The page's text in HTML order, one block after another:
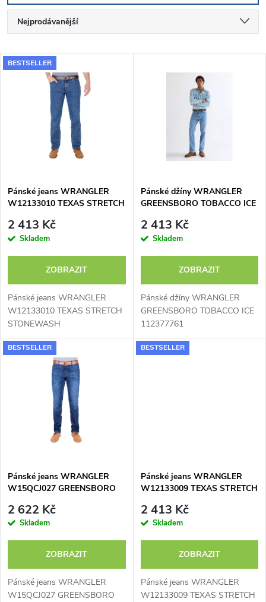
Ř
a
p
r
o
d
u
k
Nejprodávanější
Nejdražší
V
s
p
r
d
u
k
BESTSELLER
Pánské jeans WRANGLER
W12133010 TEXAS STRETCH
2 413 Kč
Skladem
ZOBRAZIT
Pánské jeans WRANGLER
W12133010 TEXAS STRETCH
STONEWASH
Pánské džíny WRANGLER
GREENSBORO TOBACCO ICE
2 413 Kč
Skladem
ZOBRAZIT
Pánské džíny WRANGLER
GREENSBORO TOBACCO ICE
112377761
BESTSELLER
Pánské jeans WRANGLER
W15QCJ027 GREENSBORO
2 622 Kč
Skladem
ZOBRAZIT
Pánské jeans WRANGLER
W15QCJ027 GREENSBORO
BESTSELLER
Pánské jeans WRANGLER
W12133009 TEXAS STRETCH
2 413 Kč
Skladem
ZOBRAZIT
Pánské jeans WRANGLER
W12133009 TEXAS STRETCH